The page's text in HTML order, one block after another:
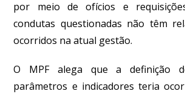
por meio de ofícios e
condutas questionadas não têm
ocorridos na atual gestão.
O MPF alega que a definição
parâmetros e indicadores teria